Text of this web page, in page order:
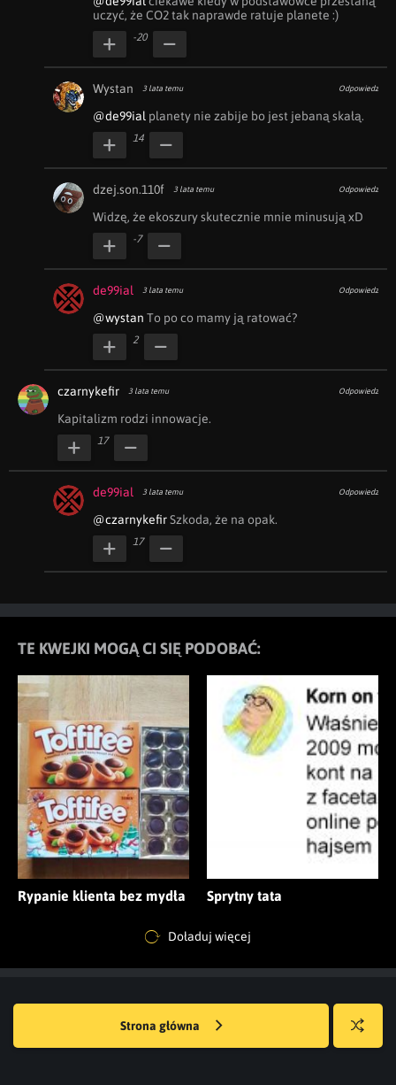
uczyć, że CO2 tak naprawde ratuje planete :)
-20
Wystan 3 lata temu Odpowiedz
@de99ial planety nie zabije bo jest jebaną skałą.
14
dzej.son.110f 3 lata temu Odpowiedz
Widzę, że ekoszury skutecznie mnie minusują xD
-7
de99ial 3 lata temu Odpowiedz
@wystan To po co mamy ją ratować?
2
czarnykefir 3 lata temu Odpowiedz
Kapitalizm rodzi innowacje.
17
de99ial 3 lata temu Odpowiedz
@czarnykefir Szkoda, że na opak.
17
TE KWEJKI MOGĄ CI SIĘ PODOBAĆ:
Rypanie klienta bez mydła Sprytny tata
Doładuj więcej
Strona główna